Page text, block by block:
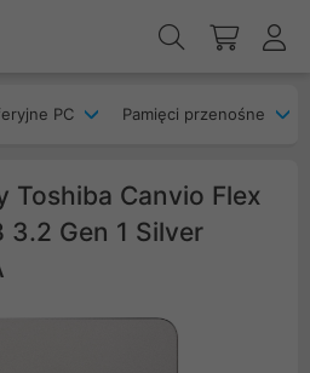
PC Pamięci przenośne
Toshiba Canvio Flex
3.2 Gen 1 Silver